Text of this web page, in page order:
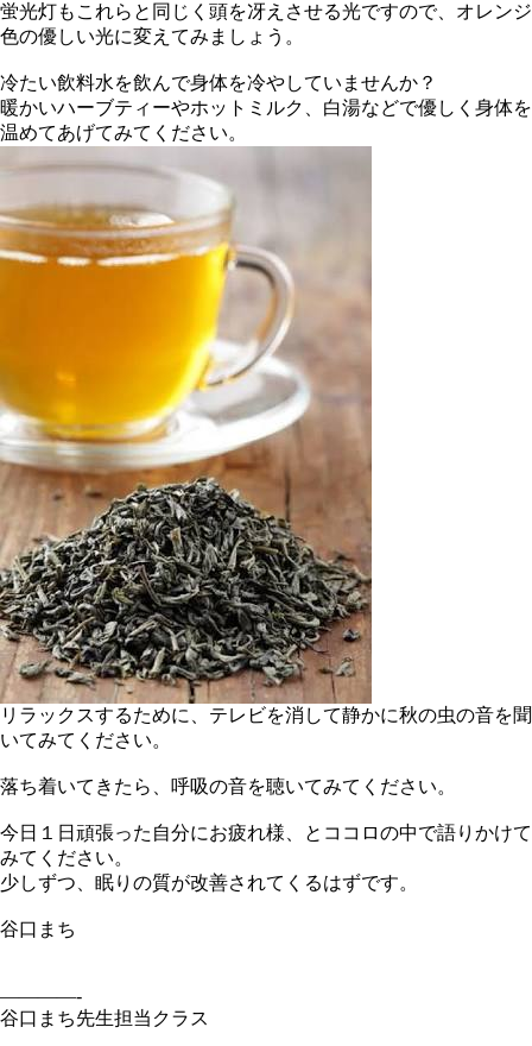
蛍光灯もこれらと同じく頭を冴えさせる光ですので、オレンジ
色の優しい光に変えてみましょう。
冷たい飲料水を飲んで身体を冷やしていませんか？
暖かいハーブティーやホットミルク、白湯などで優しく身体を
温めてあげてみてください。
リラックスするために、テレビを消して静かに秋の虫の音を聞
いてみてください。
落ち着いてきたら、呼吸の音を聴いてみてください。
今日１日頑張った自分にお疲れ様、とココロの中で語りかけて
みてください。
少しずつ、眠りの質が改善されてくるはずです。
谷口まち
————-
谷口まち先生担当クラス